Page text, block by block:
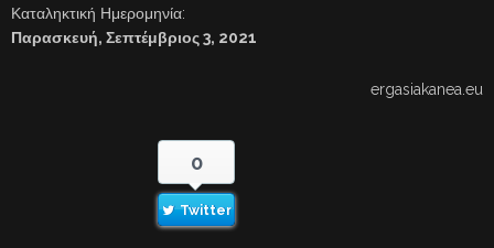
Καταληκτική Ημερομηνία:
Παρασκευή, Σεπτέμβριος 3, 2021
ergasiakanea.eu
0
Twitter